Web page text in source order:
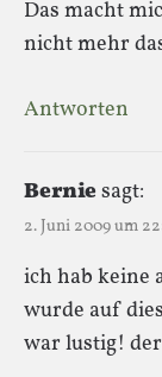
Das macht
nicht mehr
Antworten
Berniesagt:
2. Juni 2009 um
ich hab keine
wurde auf
war lustig!